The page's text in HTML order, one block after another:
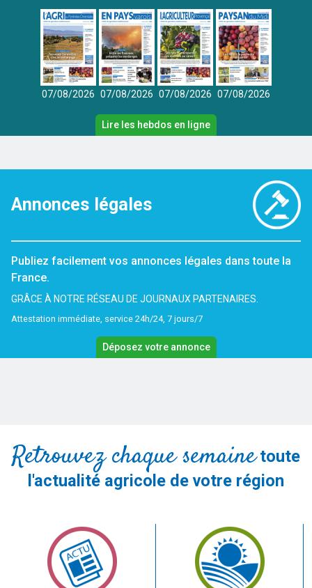
07/08/2026 07/08/2026 07/08/2026 07/08/2026
Lire les hebdos en ligne
Annonces légales
Publiez facilement vos annonces légales dans toute la
France.
GRÂCE À NOTRE RÉSEAU DE JOURNAUX PARTENAIRES.
Attestation immédiate, service 24h/24, 7 jours/7
Déposez votre annonce
Retrouvez chaque semainetoute
l'actualité agricole de votre région